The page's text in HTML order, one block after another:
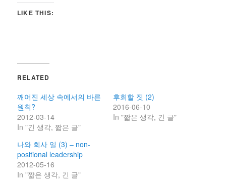
LIKE THIS:
RELATED
깨어진 세상 속에서의 바른
원칙?
2012-03-14
In "긴 생각, 짧은 글"
후회할 짓 (2)
2016-06-10
In "짧은 생각, 긴 글"
나와 회사 일 (3) – non-
positional leadership
2012-05-16
In "짧은 생각, 긴 글"